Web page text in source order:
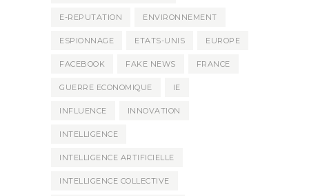
E-REPUTATION ENVIRONNEMENT
ESPIONNAGE ETATS-UNIS EUROPE
FACEBOOK FAKE NEWS FRANCE
GUERRE ECONOMIQUE IE
INFLUENCE INNOVATION
INTELLIGENCE
INTELLIGENCE ARTIFICIELLE
INTELLIGENCE COLLECTIVE